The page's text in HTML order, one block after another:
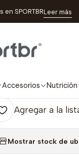
Accesorios Nutrición
SPORTBRLeer más
Número Race Belt I
Belt I
Agregar a la
Mostrar stock de